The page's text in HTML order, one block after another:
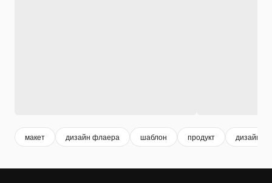
макет дизайн флаера шаблон продукт дизайн